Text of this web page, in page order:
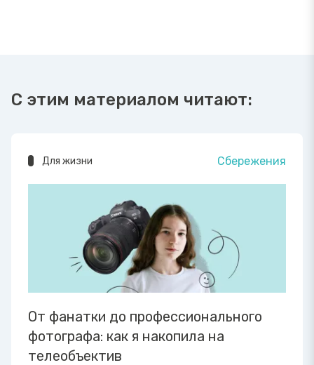
С этим материалом читают:
Для жизни Сбережения
От фанатки до профессионального
фотографа: как я накопила на
телеобъектив